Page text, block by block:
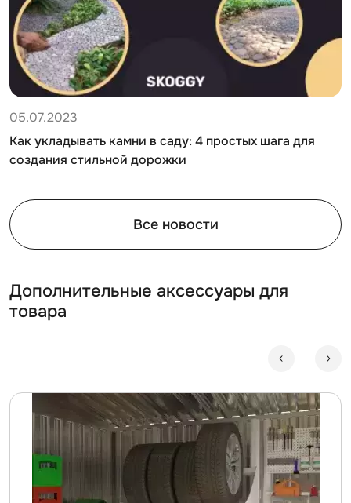
05.07.2023
Как укладывать камни в саду: 4 простых шага для
создания стильной дорожки
Все новости
Дополнительные аксессуары для
товара